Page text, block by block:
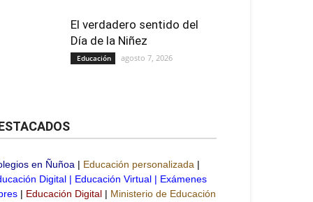
El verdadero sentido del
Día de la Niñez
Educación agosto 7, 2026
en Ñuñoa | Educación personalizada |
Digital | Educación Virtual | Exámenes
| Educación Digital | Ministerio de Educación